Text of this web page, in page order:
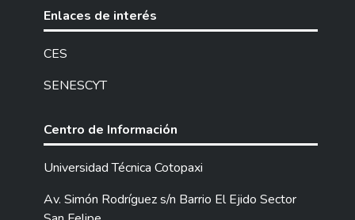
Enlaces de interés
CES
SENESCYT
Centro de Información
Universidad Técnica Cotopaxi
Av. Simón Rodríguez s/n Barrio El Ejido Sector